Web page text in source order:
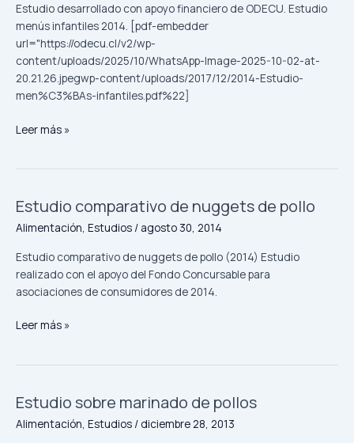
Estudio desarrollado con apoyo financiero de ODECU. Estudio
menús infantiles 2014. [pdf-embedder
url="https://odecu.cl/v2/wp-
content/uploads/2025/10/WhatsApp-Image-2025-10-02-at-
20.21.26.jpegwp-content/uploads/2017/12/2014-Estudio-
men%C3%BAs-infantiles.pdf%22]
en
restaurantes
familiares
y
de
comida
en
de
Leer más »
Estudio comparativo de nuggets de pollo
Alimentación, Estudios / agosto 30, 2014
Estudio comparativo de nuggets de pollo (2014) Estudio
realizado con el apoyo del Fondo Concursable para
asociaciones de consumidores de 2014.
Estudio
comparativo
nuggets
de
pollo
Leer más »
Estudio sobre marinado de pollos
Alimentación, Estudios / diciembre 28, 2013
Estudio
sobre